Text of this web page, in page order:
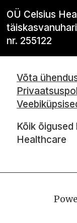
OÜ Celsius
nr. 255122
Võta
Kõik
Healthcare